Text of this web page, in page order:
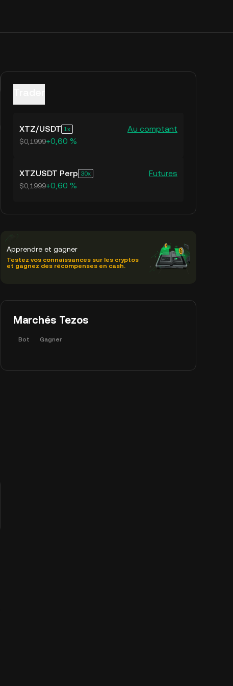
XTZ/USDT 1 Au comptant
$0,1999+0,60 %
XTZUSDT Perp 30 Futures
$0,1999+0,60 %
Apprendre et gagner
Testez vos connaissances sur les cryptos
et gagnez des récompenses en cash.
Marchés Tezos
Bot Gagner